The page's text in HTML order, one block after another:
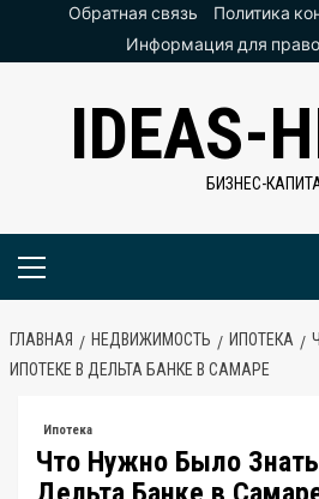
ПерейтиОбратная связь
Политика
Информация для
IDEAS-
БИЗНЕС-
Основное
ГЛАВНАЯ НЕДВИЖИМОСТЬ ИПОТЕКА
ИПОТЕКЕ В ДЕЛЬТА БАНКЕ В САМАРЕ
Ипотека
Что Нужно Было